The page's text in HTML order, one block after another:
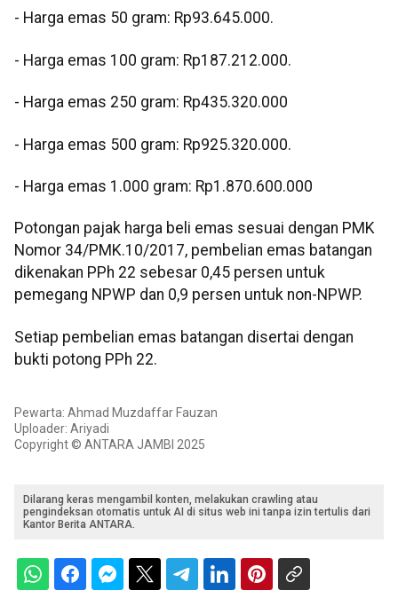
- Harga emas 50 gram: Rp93.645.000.
- Harga emas 100 gram: Rp187.212.000.
- Harga emas 250 gram: Rp435.320.000
- Harga emas 500 gram: Rp925.320.000.
- Harga emas 1.000 gram: Rp1.870.600.000
Potongan pajak harga beli emas sesuai dengan PMK
Nomor 34/PMK.10/2017, pembelian emas batangan
dikenakan PPh 22 sebesar 0,45 persen untuk
pemegang NPWP dan 0,9 persen untuk non-NPWP.
Setiap pembelian emas batangan disertai dengan
bukti potong PPh 22.
Pewarta: Ahmad Muzdaffar Fauzan
Uploader: Ariyadi
Copyright © ANTARA JAMBI 2025
Dilarang keras mengambil konten, melakukan crawling atau
pengindeksan otomatis untuk AI di situs web ini tanpa izin tertulis dari
Kantor Berita ANTARA.